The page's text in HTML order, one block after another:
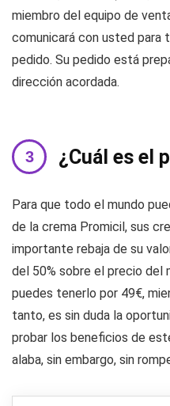
miembro del equipo de
comunicará con usted para
pedido. Su pedido está
dirección acordada.
¿Cuál es el
Para que todo el mundo
de la crema Promicil, sus
importante rebaja de su
del 50% sobre el precio del
puedes tenerlo por 49€,
tanto, es sin duda la
probar los beneficios de
alaba, sin embargo, sin